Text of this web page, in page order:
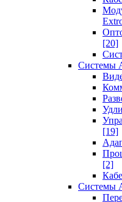
[20]
Системы
[19]
[2]
Системы